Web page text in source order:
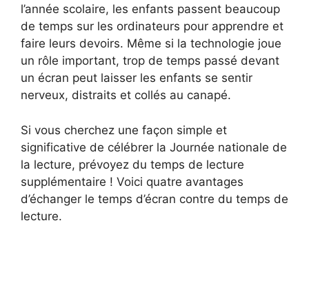
l’année scolaire, les enfants passent beaucoup
de temps sur les ordinateurs pour apprendre et
faire leurs devoirs. Même si la technologie joue
un rôle important, trop de temps passé devant
un écran peut laisser les enfants se sentir
nerveux, distraits et collés au canapé.
Si vous cherchez une façon simple et
significative de célébrer la Journée nationale de
la lecture, prévoyez du temps de lecture
supplémentaire ! Voici quatre avantages
d’échanger le temps d’écran contre du temps de
lecture.